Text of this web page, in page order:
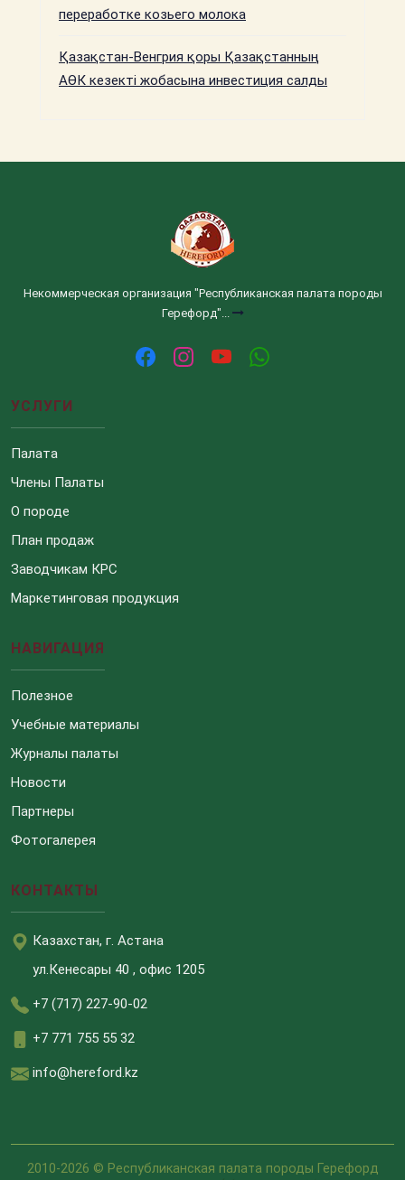
переработке козьего молока
Қазақстан-Венгрия қоры Қазақстанның
АӨК кезекті жобасына инвестиция салды
Некоммерческая организация "Республиканская палата породы
Герефорд"...
УСЛУГИ
Палата
Члены Палаты
О породе
План продаж
Заводчикам КРС
Маркетинговая продукция
НАВИГАЦИЯ
Полезное
Учебные материалы
Журналы палаты
Новости
Партнеры
Фотогалерея
КОНТАКТЫ
Казахстан, г. Астана
ул.Кенесары 40 , офис 1205
+7 (717) 227-90-02
+7 771 755 55 32
info@hereford.kz
2010-2026 © Республиканская палата породы Герефорд